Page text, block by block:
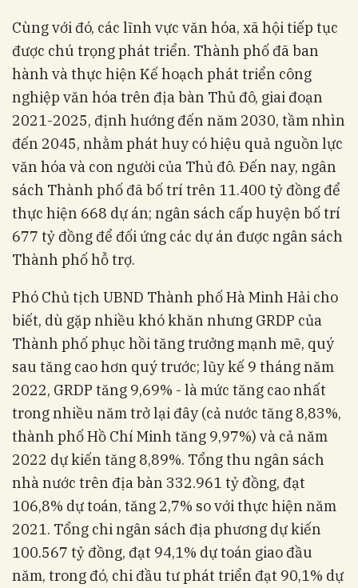
Cùng với đó, các lĩnh vực văn hóa, xã hội tiếp tục
được chú trọng phát triển. Thành phố đã ban
hành và thực hiện Kế hoạch phát triển công
nghiệp văn hóa trên địa bàn Thủ đô, giai đoạn
2021-2025, định hướng đến năm 2030, tầm nhìn
đến 2045, nhằm phát huy có hiệu quả nguồn lực
văn hóa và con người của Thủ đô. Đến nay, ngân
sách Thành phố đã bố trí trên 11.400 tỷ đồng để
thực hiện 668 dự án; ngân sách cấp huyện bố trí
677 tỷ đồng để đối ứng các dự án được ngân sách
Thành phố hỗ trợ.
Phó Chủ tịch UBND Thành phố Hà Minh Hải cho
biết, dù gặp nhiều khó khăn nhưng GRDP của
Thành phố phục hồi tăng trưởng mạnh mẽ, quý
sau tăng cao hơn quý trước; lũy kế 9 tháng năm
2022, GRDP tăng 9,69% - là mức tăng cao nhất
trong nhiều năm trở lại đây (cả nước tăng 8,83%,
thành phố Hồ Chí Minh tăng 9,97%) và cả năm
2022 dự kiến tăng 8,89%. Tổng thu ngân sách
nhà nước trên địa bàn 332.961 tỷ đồng, đạt
106,8% dự toán, tăng 2,7% so với thực hiện năm
2021. Tổng chi ngân sách địa phương dự kiến
100.567 tỷ đồng, đạt 94,1% dự toán giao đầu
năm, trong đó, chi đầu tư phát triển đạt 90,1% dự